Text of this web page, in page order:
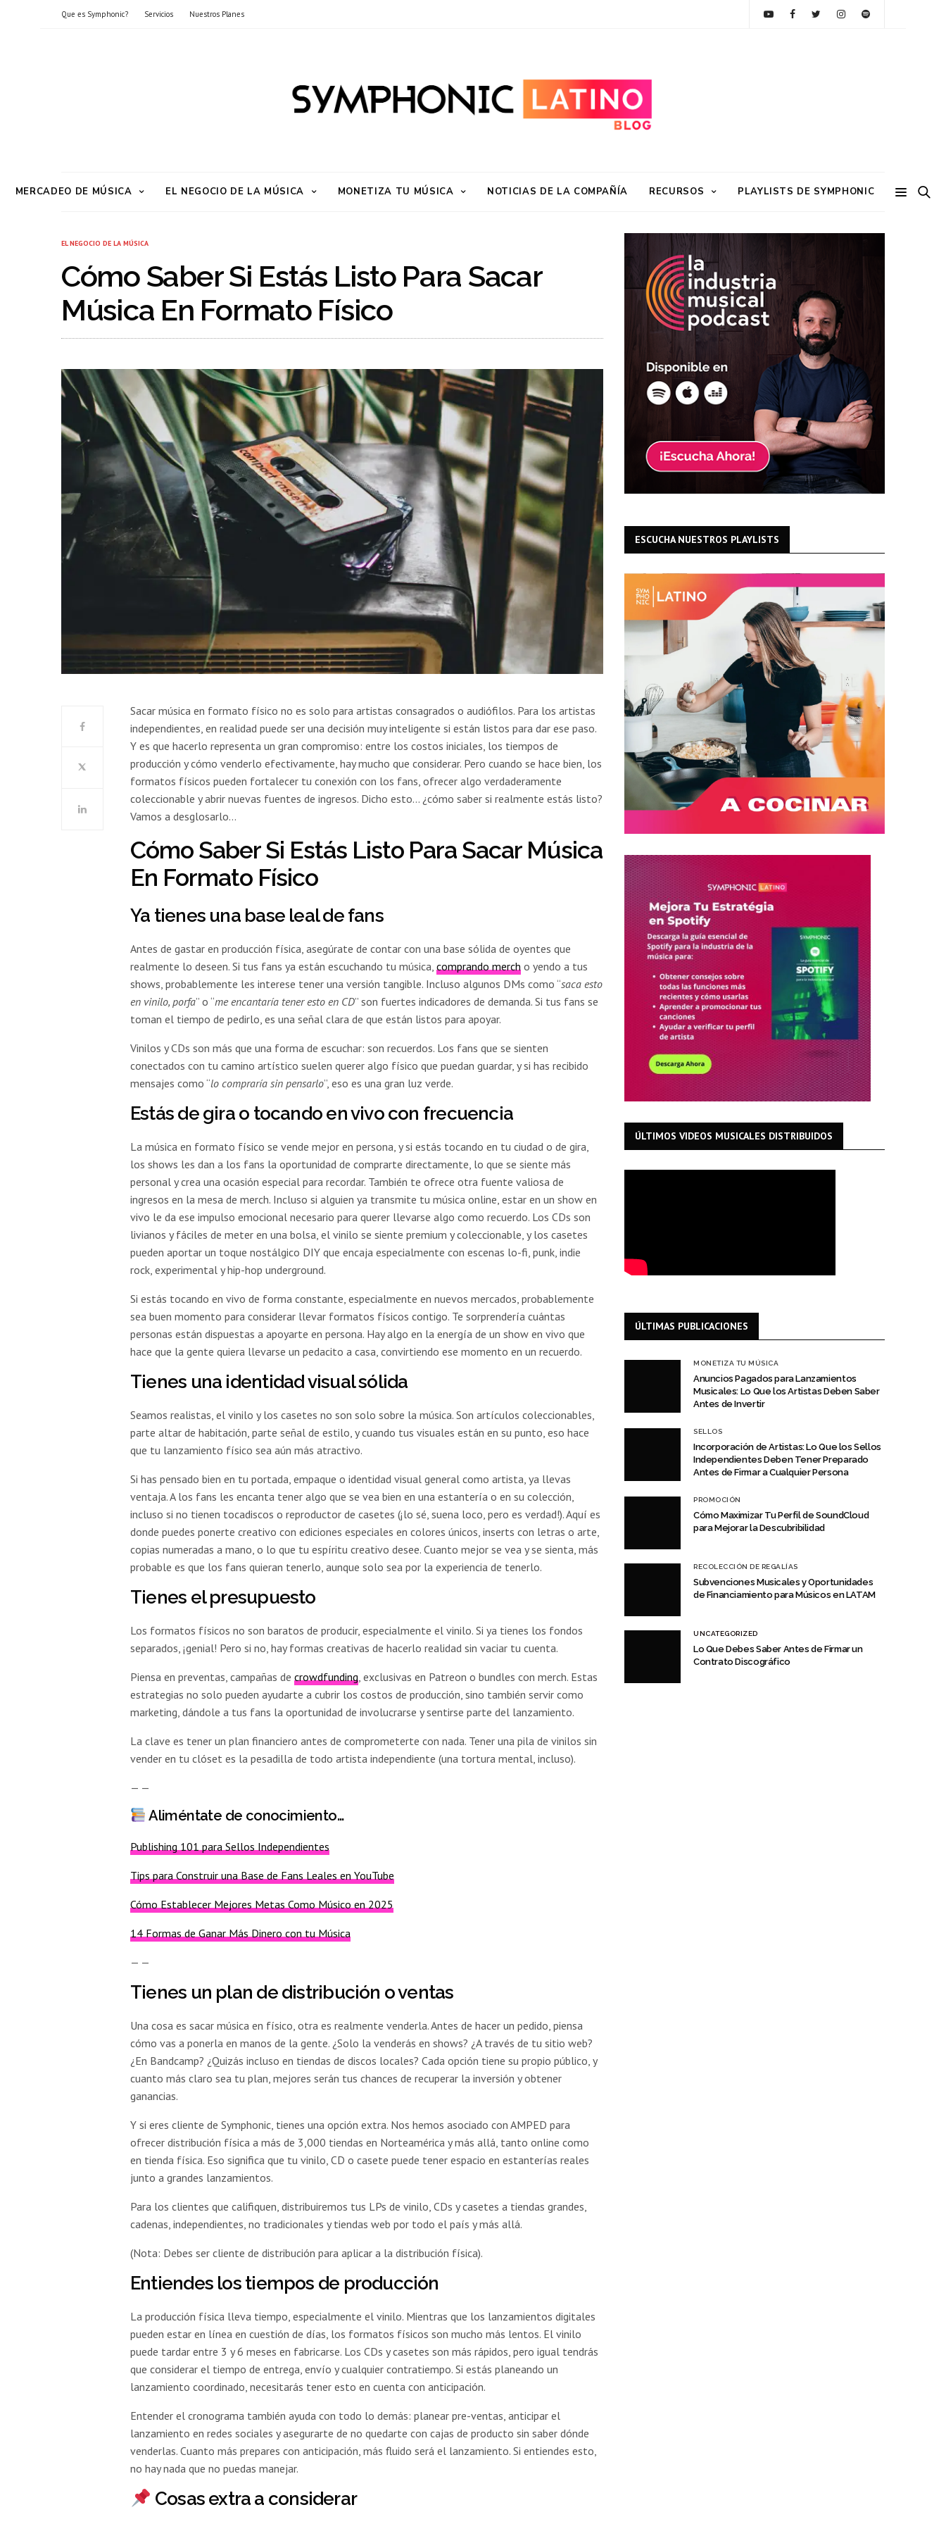
Que es Symphonic? Servicios Nuestros Planes
MERCADEO DE MÚSICA EL NEGOCIO DE LA MÚSICA MONETIZA TU MÚSICA NOTICIAS DE LA COMPAÑÍA RECURSOS PLAYLISTS DE SYMPHONIC
EL NEGOCIO DE LA MÚSICA
Cómo Saber Si Estás Listo Para Sacar
Música En Formato Físico
Sacar música en formato físico no es solo para artistas consagrados o audiófilos. Para los artistas
independientes, en realidad puede ser una decisión muy inteligente si están listos para dar ese paso.
Y es que hacerlo representa un gran compromiso: entre los costos iniciales, los tiempos de
producción y cómo venderlo efectivamente, hay mucho que considerar. Pero cuando se hace bien, los
formatos físicos pueden fortalecer tu conexión con los fans, ofrecer algo verdaderamente
coleccionable y abrir nuevas fuentes de ingresos. Dicho esto… ¿cómo saber si realmente estás listo?
Vamos a desglosarlo…
Cómo Saber Si Estás Listo Para Sacar Música
En Formato Físico
Ya tienes una base leal de fans
Antes de gastar en producción física, asegúrate de contar con una base sólida de oyentes que
realmente lo deseen. Si tus fans ya están escuchando tu música,comprando merch o yendo a tus
shows, probablemente les interese tener una versión tangible. Incluso algunos DMs como “saca esto
en vinilo, porfa” o “me encantaría tener esto en CD” son fuertes indicadores de demanda. Si tus fans se
toman el tiempo de pedirlo, es una señal clara de que están listos para apoyar.
Vinilos y CDs son más que una forma de escuchar: son recuerdos. Los fans que se sienten
conectados con tu camino artístico suelen querer algo físico que puedan guardar, y si has recibido
mensajes como “lo compraría sin pensarlo”, eso es una gran luz verde.
Estás de gira o tocando en vivo con frecuencia
La música en formato físico se vende mejor en persona, y si estás tocando en tu ciudad o de gira,
los shows les dan a los fans la oportunidad de comprarte directamente, lo que se siente más
personal y crea una ocasión especial para recordar. También te ofrece otra fuente valiosa de
ingresos en la mesa de merch. Incluso si alguien ya transmite tu música online, estar en un show en
vivo le da ese impulso emocional necesario para querer llevarse algo como recuerdo. Los CDs son
livianos y fáciles de meter en una bolsa, el vinilo se siente premium y coleccionable, y los casetes
pueden aportar un toque nostálgico DIY que encaja especialmente con escenas lo-fi, punk, indie
rock, experimental y hip-hop underground.
Si estás tocando en vivo de forma constante, especialmente en nuevos mercados, probablemente
sea buen momento para considerar llevar formatos físicos contigo. Te sorprendería cuántas
personas están dispuestas a apoyarte en persona. Hay algo en la energía de un show en vivo que
hace que la gente quiera llevarse un pedacito a casa, convirtiendo ese momento en un recuerdo.
Tienes una identidad visual sólida
Seamos realistas, el vinilo y los casetes no son solo sobre la música. Son artículos coleccionables,
parte altar de habitación, parte señal de estilo, y cuando tus visuales están en su punto, eso hace
que tu lanzamiento físico sea aún más atractivo.
Si has pensado bien en tu portada, empaque o identidad visual general como artista, ya llevas
ventaja. A los fans les encanta tener algo que se vea bien en una estantería o en su colección,
incluso si no tienen tocadiscos o reproductor de casetes (¡lo sé, suena loco, pero es verdad!). Aquí es
donde puedes ponerte creativo con ediciones especiales en colores únicos, inserts con letras o arte,
copias numeradas a mano, o lo que tu espíritu creativo desee. Cuanto mejor se vea y se sienta, más
probable es que los fans quieran tenerlo, aunque solo sea por la experiencia de tenerlo.
Tienes el presupuesto
Los formatos físicos no son baratos de producir, especialmente el vinilo. Si ya tienes los fondos
separados, ¡genial! Pero si no, hay formas creativas de hacerlo realidad sin vaciar tu cuenta.
Piensa en preventas, campañas decrowdfunding, exclusivas en Patreon o bundles con merch. Estas
estrategias no solo pueden ayudarte a cubrir los costos de producción, sino también servir como
marketing, dándole a tus fans la oportunidad de involucrarse y sentirse parte del lanzamiento.
La clave es tener un plan financiero antes de comprometerte con nada. Tener una pila de vinilos sin
vender en tu clóset es la pesadilla de todo artista independiente (una tortura mental, incluso).
— —
Aliméntate de conocimiento…
Publishing 101 para Sellos Independientes
Tips para Construir una Base de Fans Leales en YouTube
Cómo Establecer Mejores Metas Como Músico en 2025
14 Formas de Ganar Más Dinero con tu Música
— —
Tienes un plan de distribución o ventas
Una cosa es sacar música en físico, otra es realmente venderla. Antes de hacer un pedido, piensa
cómo vas a ponerla en manos de la gente. ¿Solo la venderás en shows? ¿A través de tu sitio web?
¿En Bandcamp? ¿Quizás incluso en tiendas de discos locales? Cada opción tiene su propio público, y
cuanto más claro sea tu plan, mejores serán tus chances de recuperar la inversión y obtener
ganancias.
Y si eres cliente de Symphonic, tienes una opción extra. Nos hemos asociado con AMPED para
ofrecer distribución física a más de 3,000 tiendas en Norteamérica y más allá, tanto online como
en tienda física. Eso significa que tu vinilo, CD o casete puede tener espacio en estanterías reales
junto a grandes lanzamientos.
Para los clientes que califiquen, distribuiremos tus LPs de vinilo, CDs y casetes a tiendas grandes,
cadenas, independientes, no tradicionales y tiendas web por todo el país y más allá.
(Nota: Debes ser cliente de distribución para aplicar a la distribución física).
Entiendes los tiempos de producción
La producción física lleva tiempo, especialmente el vinilo. Mientras que los lanzamientos digitales
pueden estar en línea en cuestión de días, los formatos físicos son mucho más lentos. El vinilo
puede tardar entre 3 y 6 meses en fabricarse. Los CDs y casetes son más rápidos, pero igual tendrás
que considerar el tiempo de entrega, envío y cualquier contratiempo. Si estás planeando un
lanzamiento coordinado, necesitarás tener esto en cuenta con anticipación.
Entender el cronograma también ayuda con todo lo demás: planear pre-ventas, anticipar el
lanzamiento en redes sociales y asegurarte de no quedarte con cajas de producto sin saber dónde
venderlas. Cuanto más prepares con anticipación, más fluido será el lanzamiento. Si entiendes esto,
no hay nada que no puedas manejar.
Cosas extra a considerar
ESCUCHA NUESTROS PLAYLISTS
ÚLTIMOS VIDEOS MUSICALES DISTRIBUIDOS
ÚLTIMAS PUBLICACIONES
MONETIZA TU MÚSICA
Anuncios Pagados para Lanzamientos
Musicales: Lo Que los Artistas Deben Saber
Antes de Invertir
SELLOS
Incorporación de Artistas: Lo Que los Sellos
Independientes Deben Tener Preparado
Antes de Firmar a Cualquier Persona
PROMOCIÓN
Cómo Maximizar Tu Perfil de SoundCloud
para Mejorar la Descubribilidad
RECOLECCIÓN DE REGALÍAS
Subvenciones Musicales y Oportunidades
de Financiamiento para Músicos en LATAM
UNCATEGORIZED
Lo Que Debes Saber Antes de Firmar un
Contrato Discográfico